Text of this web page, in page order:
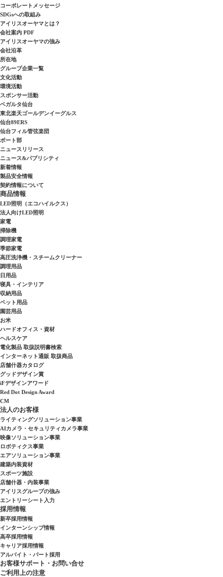
コーポレートメッセージ
SDGsへの取組み
アイリスオーヤマとは？
会社案内 PDF
アイリスオーヤマの強み
会社沿革
所在地
グループ企業一覧
文化活動
環境活動
スポンサー活動
ベガルタ仙台
東北楽天ゴールデンイーグルス
仙台89ERS
仙台フィル管弦楽団
ボート部
ニュースリリース
ニュース&パブリシティ
新着情報
製品安全情報
契約情報について
商品情報
LED照明（エコハイルクス）
法人向けLED照明
家電
掃除機
調理家電
季節家電
高圧洗浄機・スチームクリーナー
調理用品
日用品
寝具・インテリア
収納用品
ペット用品
園芸用品
お米
ハードオフィス・資材
ヘルスケア
電化製品 取扱説明書検索
インターネット通販 取扱商品
店舗什器カタログ
グッドデザイン賞
iFデザインアワード
Red Dot Design Award
CM
法人のお客様
ライティングソリューション事業
AIカメラ・セキュリティカメラ事業
映像ソリューション事業
ロボティクス事業
エアソリューション事業
建築内装資材
スポーツ施設
店舗什器・内装事業
アイリスグループの強み
エントリーシート入力
採用情報
新卒採用情報
インターンシップ情報
高卒採用情報
キャリア採用情報
アルバイト・パート採用
お客様サポート・お問い合せ
ご利用上の注意